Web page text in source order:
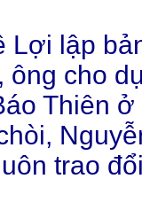
Lợi lập
ông cho
Thiên
trao